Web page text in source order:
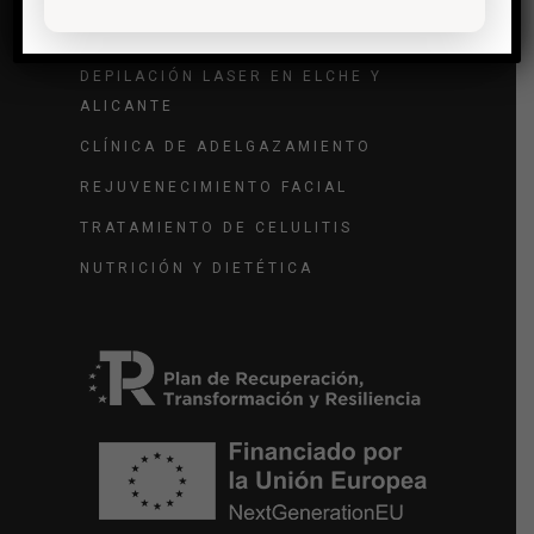
TRATAMIENTO DE VARICES
DEPILACIÓN LASER EN ELCHE Y
ALICANTE
CLÍNICA DE ADELGAZAMIENTO
REJUVENECIMIENTO FACIAL
TRATAMIENTO DE CELULITIS
NUTRICIÓN Y DIETÉTICA